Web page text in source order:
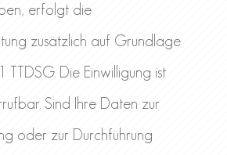
erfolgt die
zusätzlich auf Grundlage
TTDSG. Die Einwilligung ist
Sind Ihre Daten zur
oder zur Durchführung